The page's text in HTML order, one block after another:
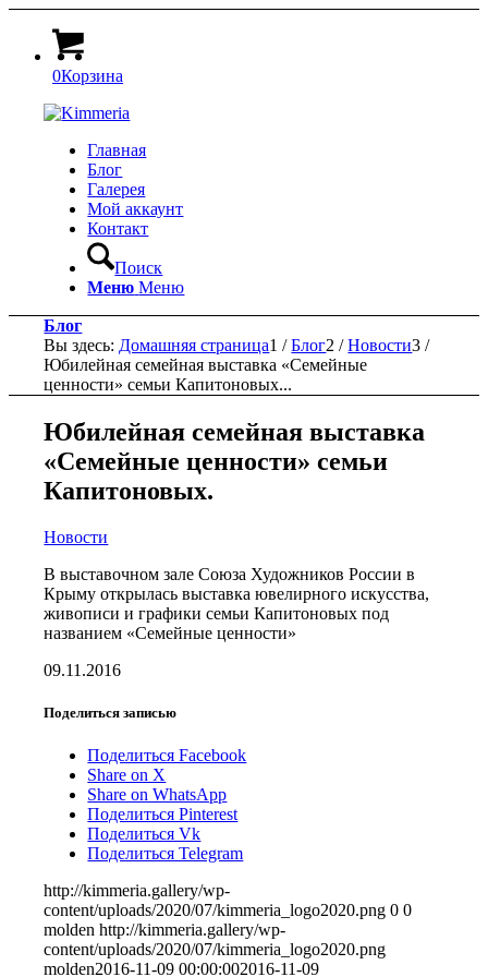
0Корзина
Главная
Блог
Галерея
Мой аккаунт
Контакт
Поиск
Меню Меню
Блог
Вы здесь: Домашняя страница1 / Блог2 / Новости3 /
Юбилейная семейная выставка «Семейные
ценности» семьи Капитоновых...
Юбилейная семейная выставка
«Семейные ценности» семьи
Капитоновых.
Новости
В выставочном зале Союза Художников России в
Крыму открылась выставка ювелирного искусства,
живописи и графики семьи Капитоновых под
названием «Семейные ценности»
09.11.2016
Поделиться записью
Поделиться Facebook
Share on X
Share on WhatsApp
Поделиться Pinterest
Поделиться Vk
Поделиться Telegram
http://kimmeria.gallery/wp-
content/uploads/2020/07/kimmeria_logo2020.png 0 0
molden http://kimmeria.gallery/wp-
content/uploads/2020/07/kimmeria_logo2020.png
molden2016-11-09 00:00:002016-11-09